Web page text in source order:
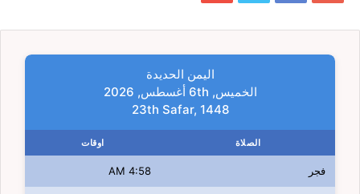
اليمن الحديدة
الخميس, 6th أغسطس, 2026
23th Safar, 1448
الصلاة اوقات
فجر 4:58 AM